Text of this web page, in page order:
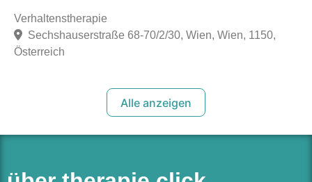
Verhaltenstherapie
Sechshauserstraße 68-70/2/30, Wien, Wien, 1150,
Österreich
Alle anzeigen